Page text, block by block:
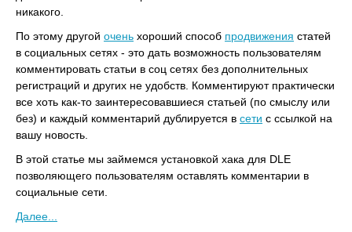
никакого.
По этому другой очень хороший способ продвижения статей
в социальных сетях - это дать возможность пользователям
комментировать статьи в соц сетях без дополнительных
регистраций и других не удобств. Комментируют практически
все хоть как-то заинтересовавшиеся статьей (по смыслу или
без) и каждый комментарий дублируется в сети с ссылкой на
вашу новость.
В этой статье мы займемся установкой хака для DLE
позволяющего пользователям оставлять комментарии в
социальные сети.
Далее...